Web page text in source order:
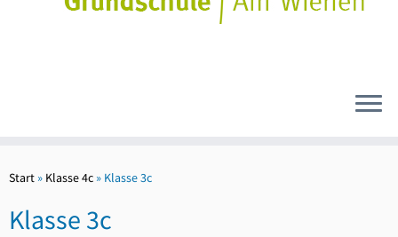
Inhalt
Start » Klasse 4c » Klasse 3c
Klasse 3c